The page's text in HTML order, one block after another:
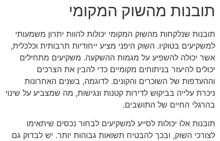
תובנות מהשוק המקומי
תובנות שנלקחות מהשוק המקומי יכולות להוות יתרון משמעותי
למשקיעים בטוקיו. השוק היפני מציע ייחודיות תרבותית וכלכלית,
אשר יכולה להשפיע על מגמות ההשקעה. משקיעים מתחילים
יכולים להיעזר בניתוחים מקומיים כדי להבין את הצרכים
וההעדפות של השוכרים והקונים. לדוגמה, בשנים האחרונות
ניכרת עלייה בביקוש לדירות קטנות ונגישות, מה שמצביע על שינוי
בהרגלי החיים של התושבים.
תובנות אלו יכולות לסייע למשקיעים לבחור נכסים שיתאימו
לצורכי השוק, ובכך להבטיח תשואות גבוהות יותר. יש לבדוק גם